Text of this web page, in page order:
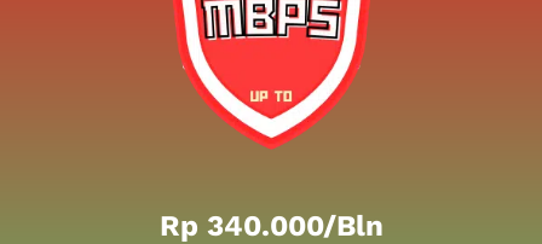
Rp 340.000/bln